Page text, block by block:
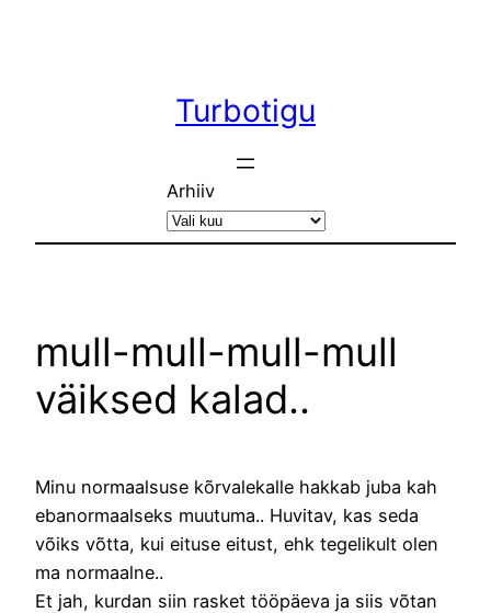
Turbotigu
Arhiiv
mull-mull-mull-mull
väiksed kalad..
Minu normaalsuse kõrvalekalle hakkab juba kah
ebanormaalseks muutuma.. Huvitav, kas seda
võiks võtta, kui eituse eitust, ehk tegelikult olen
ma normaalne..
Et jah, kurdan siin rasket tööpäeva ja siis võtan